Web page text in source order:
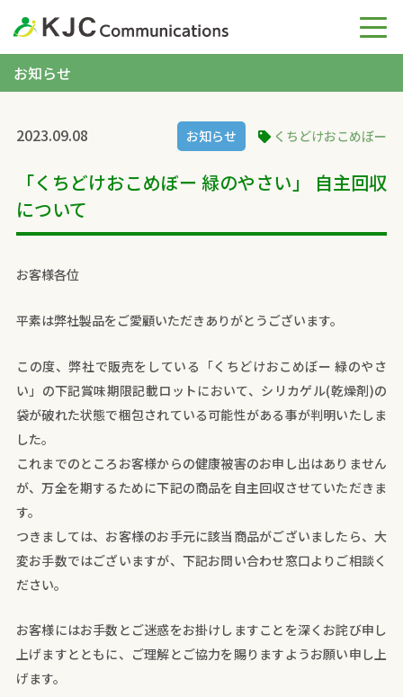
お知らせ
2023.09.08 お知らせ くちどけおこめぼー
「くちどけおこめぼー 緑のやさい」 自主回収
について
お客様各位
平素は弊社製品をご愛顧いただきありがとうございます。
この度、弊社で販売をしている「くちどけおこめぼー 緑のやさ
い」の下記賞味期限記載ロットにおいて、シリカゲル(乾燥剤)の
袋が破れた状態で梱包されている可能性がある事が判明いたしま
した。
これまでのところお客様からの健康被害のお申し出はありません
が、万全を期するために下記の商品を自主回収させていただきま
す。
つきましては、お客様のお手元に該当商品がございましたら、大
変お手数ではございますが、下記お問い合わせ窓口よりご相談く
ださい。
お客様にはお手数とご迷惑をお掛けしますことを深くお詫び申し
上げますとともに、ご理解とご協力を賜りますようお願い申し上
げます。